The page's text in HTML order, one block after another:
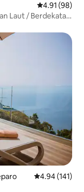
Penarafan
4.91 (98)
Laut / Berdekatan
Penarafan
4.94 (141)